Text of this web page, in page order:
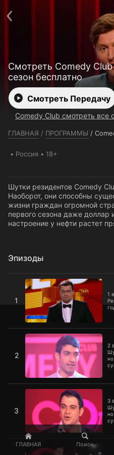
ГЛАВНАЯ Поиск
Смотреть Comedy
сезон бесплатно
Смотреть Передачу
Comedy Club смотреть все
ГЛАВНАЯ / ПРОГРАММЫ /
Россия 18+
Шутки резидентов Comedy
Наоборот, они способны
жизни граждан огромной
первого сезона даже доллар
настроение у нефти растет
Эпизоды
1
1
1 выпуск
2
2
2 выпуск
3
3
3 выпуск
4 выпуск
Пользовательское соглашение
Политика конфиденциальности